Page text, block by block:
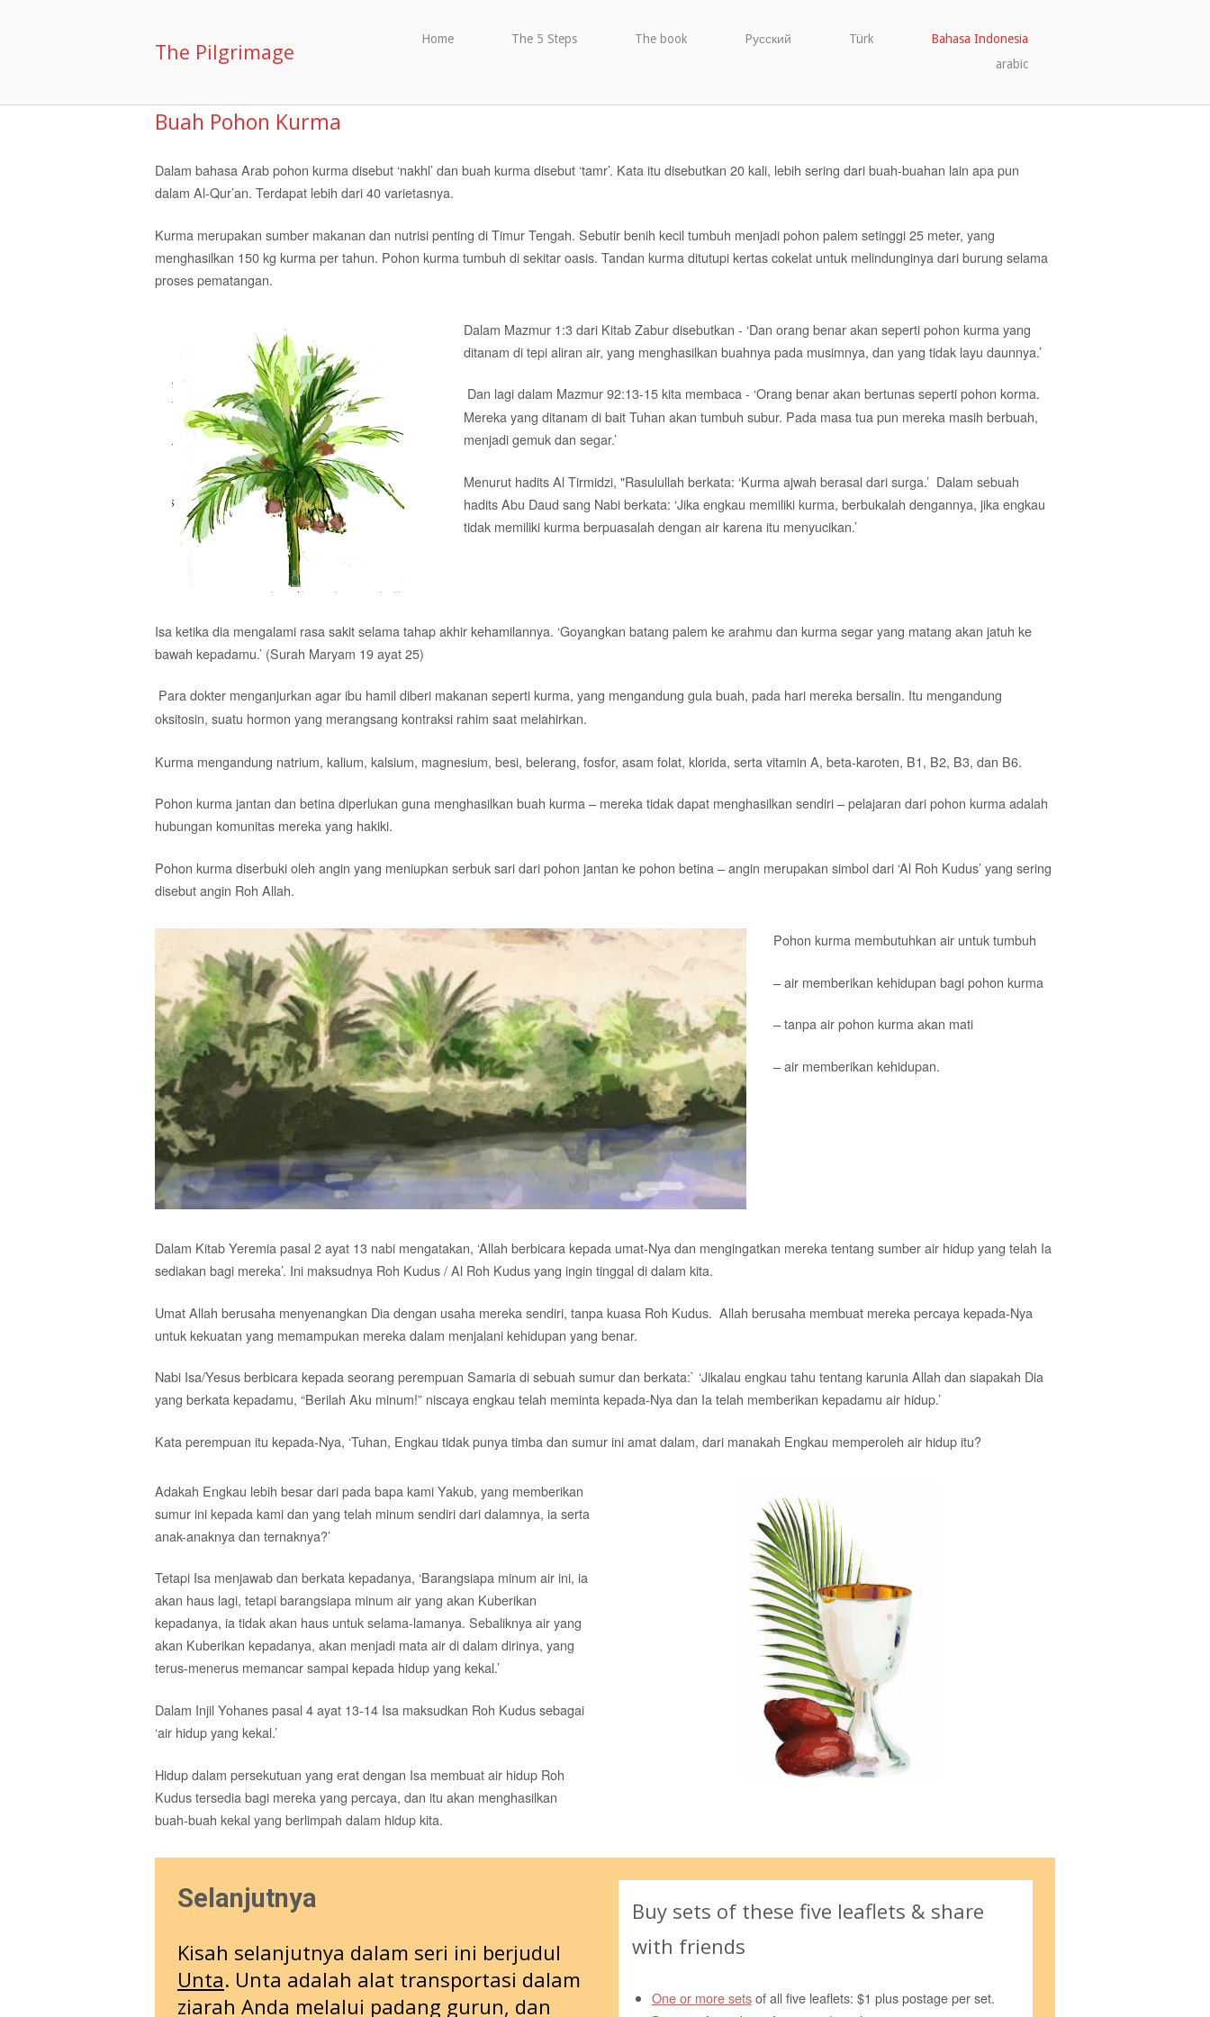
The Pilgrimage Home The 5 Steps The book Pусский Türk
Bahasa Indonesia
arabic
Buah Pohon Kurma
Dalam bahasa Arab pohon kurma disebut ‘nakhl’ dan buah kurma disebut ‘tamr’. Kata itu disebutkan 20 kali, lebih sering dari buah-buahan lain apa pun
dalam Al-Qur’an. Terdapat lebih dari 40 varietasnya.
Kurma merupakan sumber makanan dan nutrisi penting di Timur Tengah. Sebutir benih kecil tumbuh menjadi pohon palem setinggi 25 meter, yang
menghasilkan 150 kg kurma per tahun. Pohon kurma tumbuh di sekitar oasis. Tandan kurma ditutupi kertas cokelat untuk melindunginya dari burung selama
proses pematangan.
Dalam Mazmur 1:3 dari Kitab Zabur disebutkan - ‘Dan orang benar akan seperti pohon kurma yang
ditanam di tepi aliran air, yang menghasilkan buahnya pada musimnya, dan yang tidak layu daunnya.’
Dan lagi dalam Mazmur 92:13-15 kita membaca - ‘Orang benar akan bertunas seperti pohon korma.
Mereka yang ditanam di bait Tuhan akan tumbuh subur. Pada masa tua pun mereka masih berbuah,
menjadi gemuk dan segar.’
Menurut hadits Al Tirmidzi, "Rasulullah berkata: ‘Kurma ajwah berasal dari surga.’ Dalam sebuah
hadits Abu Daud sang Nabi berkata: ‘Jika engkau memiliki kurma, berbukalah dengannya, jika engkau
tidak memiliki kurma berpuasalah dengan air karena itu menyucikan.’
Isa ketika dia mengalami rasa sakit selama tahap akhir kehamilannya. ‘Goyangkan batang palem ke arahmu dan kurma segar yang matang akan jatuh ke
bawah kepadamu.’ (Surah Maryam 19 ayat 25)
Para dokter menganjurkan agar ibu hamil diberi makanan seperti kurma, yang mengandung gula buah, pada hari mereka bersalin. Itu mengandung
oksitosin, suatu hormon yang merangsang kontraksi rahim saat melahirkan.
Kurma mengandung natrium, kalium, kalsium, magnesium, besi, belerang, fosfor, asam folat, klorida, serta vitamin A, beta-karoten, B1, B2, B3, dan B6.
Pohon kurma jantan dan betina diperlukan guna menghasilkan buah kurma – mereka tidak dapat menghasilkan sendiri – pelajaran dari pohon kurma adalah
hubungan komunitas mereka yang hakiki.
Pohon kurma diserbuki oleh angin yang meniupkan serbuk sari dari pohon jantan ke pohon betina – angin merupakan simbol dari ‘Al Roh Kudus’ yang sering
disebut angin Roh Allah.
Pohon kurma membutuhkan air untuk tumbuh
– air memberikan kehidupan bagi pohon kurma
– tanpa air pohon kurma akan mati
– air memberikan kehidupan.
Dalam Kitab Yeremia pasal 2 ayat 13 nabi mengatakan, ‘Allah berbicara kepada umat-Nya dan mengingatkan mereka tentang sumber air hidup yang telah Ia
sediakan bagi mereka’. Ini maksudnya Roh Kudus / Al Roh Kudus yang ingin tinggal di dalam kita.
Umat Allah berusaha menyenangkan Dia dengan usaha mereka sendiri, tanpa kuasa Roh Kudus. Allah berusaha membuat mereka percaya kepada-Nya
untuk kekuatan yang memampukan mereka dalam menjalani kehidupan yang benar.
Nabi Isa/Yesus berbicara kepada seorang perempuan Samaria di sebuah sumur dan berkata:` ‘Jikalau engkau tahu tentang karunia Allah dan siapakah Dia
yang berkata kepadamu, “Berilah Aku minum!” niscaya engkau telah meminta kepada-Nya dan Ia telah memberikan kepadamu air hidup.’
Kata perempuan itu kepada-Nya, ‘Tuhan, Engkau tidak punya timba dan sumur ini amat dalam, dari manakah Engkau memperoleh air hidup itu?
Adakah Engkau lebih besar dari pada bapa kami Yakub, yang memberikan
sumur ini kepada kami dan yang telah minum sendiri dari dalamnya, ia serta
anak-anaknya dan ternaknya?’
Tetapi Isa menjawab dan berkata kepadanya, ‘Barangsiapa minum air ini, ia
akan haus lagi, tetapi barangsiapa minum air yang akan Kuberikan
kepadanya, ia tidak akan haus untuk selama-lamanya. Sebaliknya air yang
akan Kuberikan kepadanya, akan menjadi mata air di dalam dirinya, yang
terus-menerus memancar sampai kepada hidup yang kekal.’
Dalam Injil Yohanes pasal 4 ayat 13-14 Isa maksudkan Roh Kudus sebagai
‘air hidup yang kekal.’
Hidup dalam persekutuan yang erat dengan Isa membuat air hidup Roh
Kudus tersedia bagi mereka yang percaya, dan itu akan menghasilkan
buah-buah kekal yang berlimpah dalam hidup kita.
Selanjutnya
Kisah selanjutnya dalam seri ini berjudul
Unta. Unta adalah alat transportasi dalam
ziarah Anda melalui padang gurun, dan
Buy sets of these five leaflets & share
with friends
One or more setsof all five leaflets: $1 plus postage per set.